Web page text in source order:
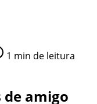
1 min de leitura
amigo